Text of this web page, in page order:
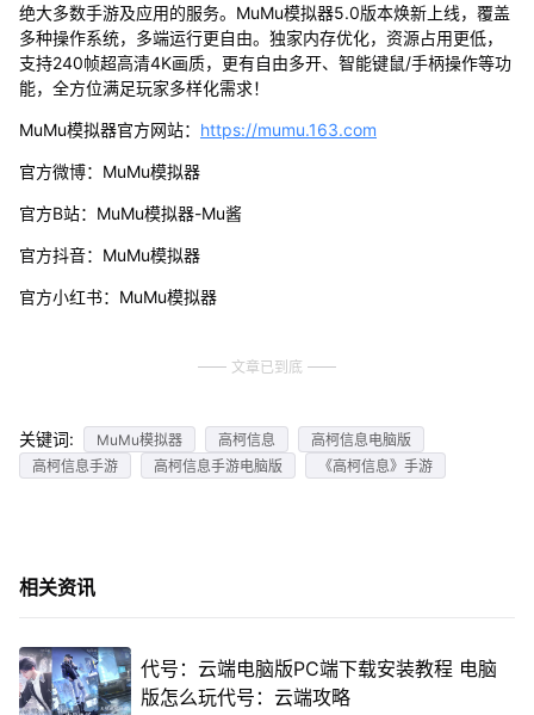
绝大多数手游及应用的服务。MuMu模拟器5.0版本焕新上线，覆盖
多种操作系统，多端运行更自由。独家内存优化，资源占用更低，
支持240帧超高清4K画质，更有自由多开、智能键鼠/手柄操作等功
能，全方位满足玩家多样化需求！
MuMu模拟器官方网站： https://mumu.163.com
官方微博：MuMu模拟器
官方B站：MuMu模拟器-Mu酱
官方抖音：MuMu模拟器
官方小红书：MuMu模拟器
文章已到底
关键词: MuMu模拟器 高柯信息
高柯信息电脑版
高柯信息手游
高柯信息手游电脑版 《高柯信息》手游
相关资讯
代号：云端电脑版PC端下载安装教程 电脑
版怎么玩代号：云端攻略